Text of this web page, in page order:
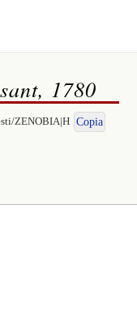
1780
ZENOBIA|H Copia